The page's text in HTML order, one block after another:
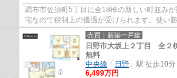
調布市佐須町5丁目に全18棟の新しい町並み
宅なので税制上の優遇が受けられます。使い
市でお住まいをお探しなら多摩地区に詳しい
売買｜新築一戸建
日野市大坂上２丁目 全
無料
中央線 「 日野 」駅 徒歩10分
6,499万円